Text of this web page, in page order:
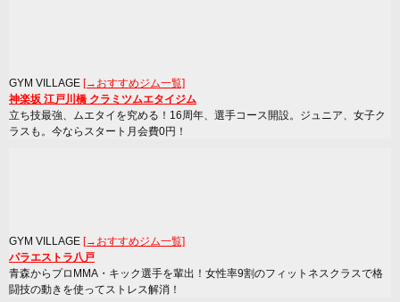
GYM VILLAGE [→おすすめジム一覧]
神楽坂 江戸川橋 クラミツムエタイジム
立ち技最強、ムエタイを究める！16周年、選手コース開設。ジュニア、女子ク
ラスも。今ならスタート月会費0円！
GYM VILLAGE [→おすすめジム一覧]
パラエストラ八戸
青森からプロMMA・キック選手を輩出！女性率9割のフィットネスクラスで格
闘技の動きを使ってストレス解消！